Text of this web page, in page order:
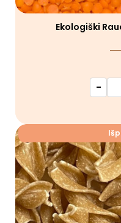
Ekologiški
-